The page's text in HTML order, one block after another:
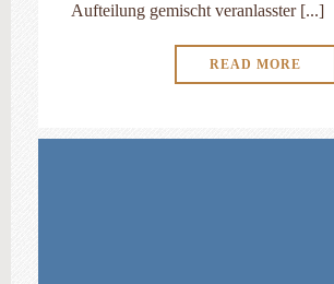
Aufteilung gemischt veranlasster [...]
READ MORE